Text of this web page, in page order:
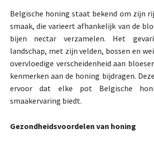
Belgische honing staat bekend om zijn
smaak, die varieert afhankelijk van de
bijen nectar verzamelen. Het
landschap, met zijn velden, bossen en
overvloedige verscheidenheid aan
kenmerken aan de honing bijdragen.
ervoor dat elke pot Belgische
smaakervaring biedt.
Gezondheidsvoordelen van honing